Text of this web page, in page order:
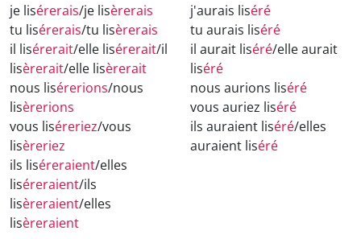
je lisérerais/je lisèrerais
tu lisérerais/tu lisèrerais
il lisérerait/elle lisérerait/il
lisèrerait/elle lisèrerait
nous lisérerions/nous
lisèrerions
vous liséreriez/vous
lisèreriez
ils liséreraient/elles
liséreraient/ils
lisèreraient/elles
lisèreraient
j'aurais liséré
tu aurais liséré
il aurait liséré/elle aurait
liséré
nous aurions liséré
vous auriez liséré
ils auraient liséré/elles
auraient liséré